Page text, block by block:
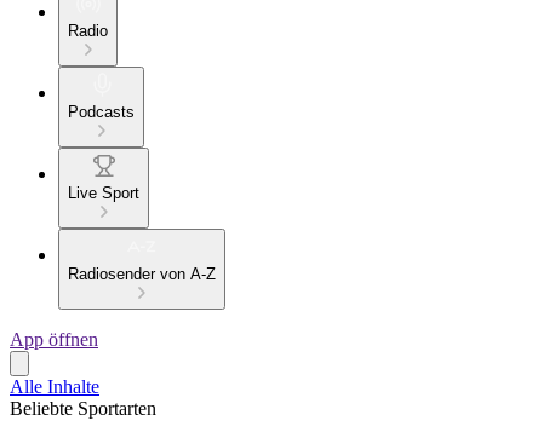
Radio
Podcasts
Live Sport
Radiosender von A-Z
App öffnen
Alle Inhalte
Beliebte Sportarten